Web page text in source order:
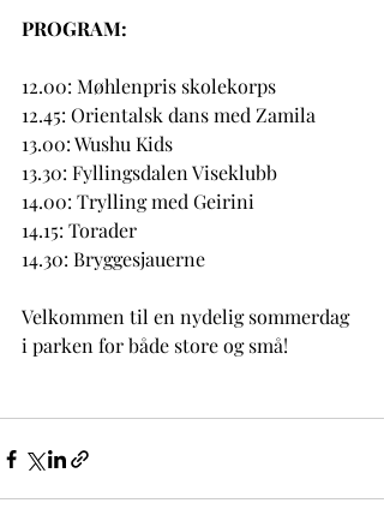
PROGRAM:
12.00: Møhlenpris skolekorps
12.45: Orientalsk dans med Zamila
13.00: Wushu Kids
13.30: Fyllingsdalen Viseklubb
14.00: Trylling med Geirini
14.15: Torader
14.30: Bryggesjauerne
Velkommen til en nydelig sommerdag
i parken for både store og små!